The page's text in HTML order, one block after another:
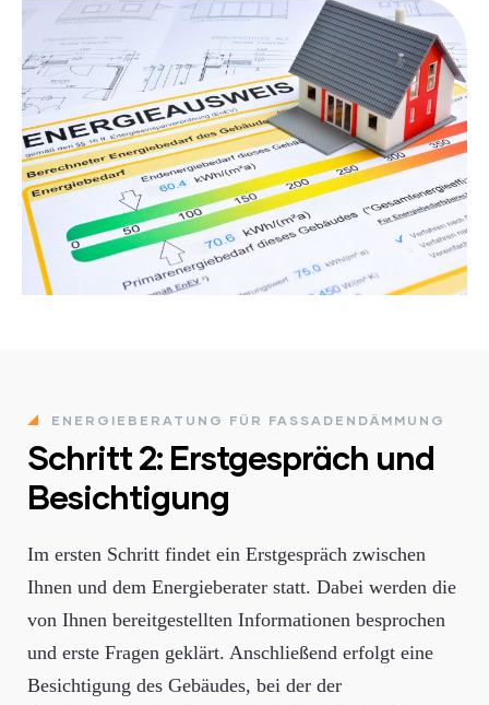
ENERGIEBERATUNG FÜR FASSADENDÄMMUNG
Schritt 2: Erstgespräch und
Besichtigung
Im ersten Schritt findet ein Erstgespräch zwischen
Ihnen und dem Energieberater statt. Dabei werden die
von Ihnen bereitgestellten Informationen besprochen
und erste Fragen geklärt. Anschließend erfolgt eine
Besichtigung des Gebäudes, bei der der